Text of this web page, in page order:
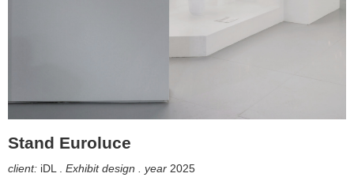
Stand Euroluce
client: iDL . Exhibit design . year 2025